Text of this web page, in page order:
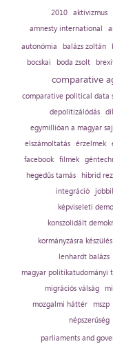
2010 aktivizmus
amnesty international
autonómia
balázs zoltán
bocskai boda zsolt
comparative
comparative political data
depolitizálódás
egymillióan a magyar
elszámoltatás
érzelmek
facebook
filmek
hegedűs tamás
hibrid
integráció
képviseleti
konszolidált
kormányzásra készülés
lenhardt balázs
magyar politikatudományi
migrációs válság
mozgalmi háttér
mszp
népszerűség
parliaments and